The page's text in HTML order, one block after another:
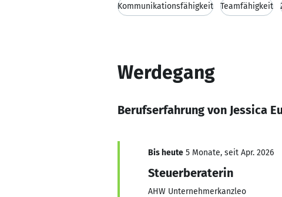
Kommunikationsfähigkeit Teamfähigkeit
Werdegang
Berufserfahrung von Jessica
Bis heute 5 Monate, seit Apr. 2026
Steuerberaterin
AHW Unternehmerkanzleo